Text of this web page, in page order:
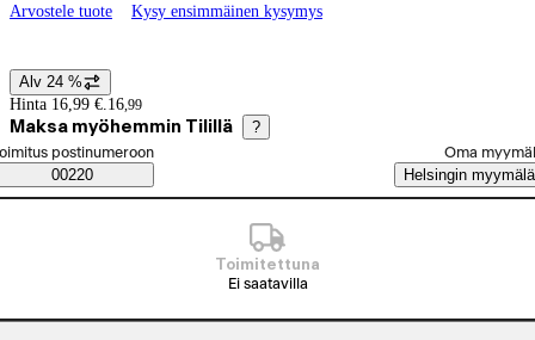
Arvostele tuote Kysy ensimmäinen kysymys
Hintatiedot
Alv 24 %
Hinta 16,99 €. 16,99
Maksa myöhemmin Tilillä ?
Saatavuustiedot
tilaustapa
postinumeroon
00220
Oma
Helsingin myymälä
Toimitettuna
Ei saatavilla